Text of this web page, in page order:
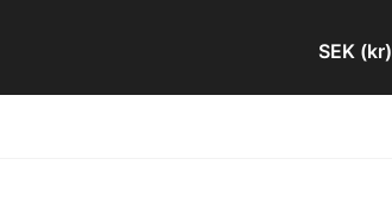
SEK (kr)